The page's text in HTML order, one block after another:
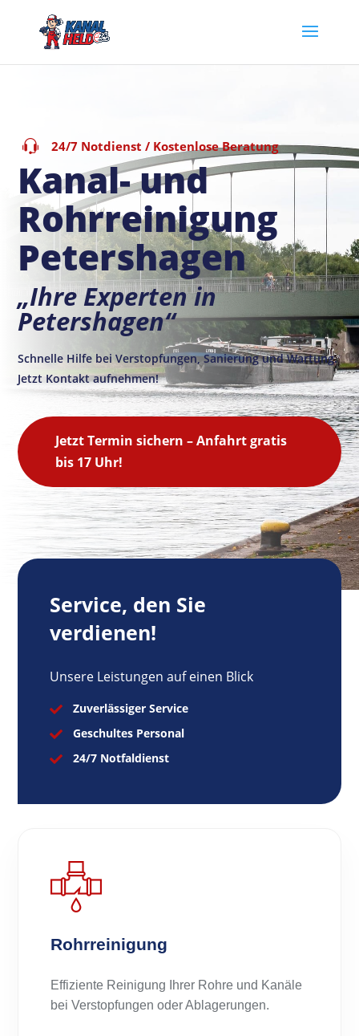
24/7 Notdienst / Kostenlose Beratung
Kanal- und
Rohrreinigung
Petershagen
„Ihre Experten in
Petershagen“
Schnelle Hilfe bei Verstopfungen, Sanierung und Wartung.
Jetzt Kontakt aufnehmen!
Jetzt Termin sichern – Anfahrt gratis
bis 17 Uhr!
Service, den Sie
verdienen!
Unsere Leistungen auf einen Blick
 Zuverlässiger Service
 Geschultes Personal
 24/7 Notfaldienst
Rohrreinigung
Effiziente Reinigung Ihrer Rohre und Kanäle
bei Verstopfungen oder Ablagerungen.